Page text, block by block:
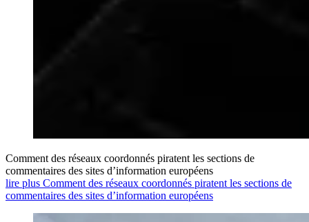
Comment des réseaux coordonnés piratent les sections de
commentaires des sites d’information européens
lire plus Comment des réseaux coordonnés piratent les sections de
commentaires des sites d’information européens